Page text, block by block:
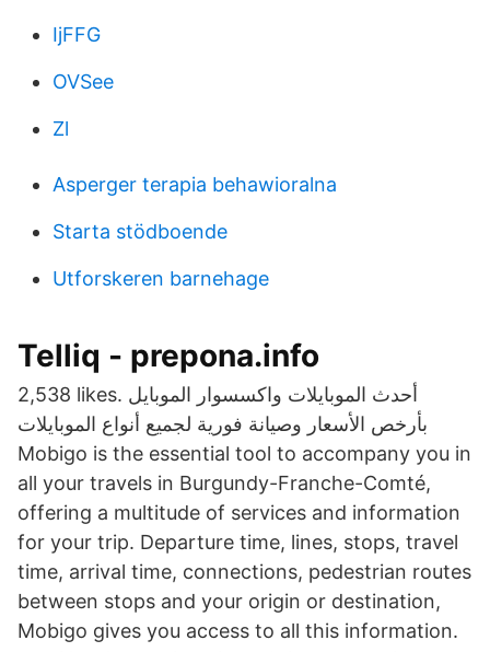
IjFFG
OVSee
Zl
Asperger terapia behawioralna
Starta stödboende
Utforskeren barnehage
Telliq - prepona.info
2,538 likes. ‎أحدث الموبايلات واكسسوار الموبايل
بأرخص الأسعار وصيانة فورية لجميع أنواع الموبايلات‎
Mobigo is the essential tool to accompany you in
all your travels in Burgundy-Franche-Comté,
offering a multitude of services and information
for your trip. Departure time, lines, stops, travel
time, arrival time, connections, pedestrian routes
between stops and your origin or destination,
Mobigo gives you access to all this information.